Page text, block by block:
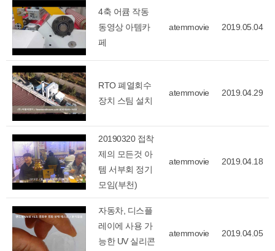
4축 어큠 작동
동영상 아템카
페
atemmovie 2019.05.04
RTO 폐열회수
장치 스팀 설치
atemmovie 2019.04.29
20190320 접착
제의 모든것 아
템 서부회 정기
모임(부천)
atemmovie 2019.04.18
자동차, 디스플
레이에 사용 가
능한 UV 실리콘
atemmovie 2019.04.05